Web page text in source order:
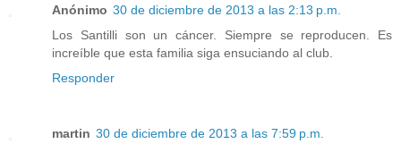
Anónimo 30 de diciembre de 2013 a las 2:13 p.m.
Los Santilli son un cáncer. Siempre se reproducen. Es
increíble que esta familia siga ensuciando al club.
Responder
martin 30 de diciembre de 2013 a las 7:59 p.m.